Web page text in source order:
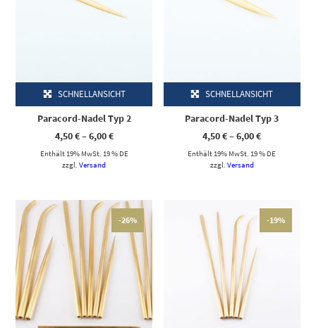
SCHNELLANSICHT
Paracord-Nadel Typ 2
4,50€–6,00€Preisspanne:
bis
Enthält 19% MwSt. 19 % DE
zzgl.Versand
SCHNELLANSICHT
Paracord-Nadel Typ 3
4,50€–6,00€Preisspanne:
bis
Enthält 19% MwSt. 19 % DE
zzgl. Versand
-26% -19%